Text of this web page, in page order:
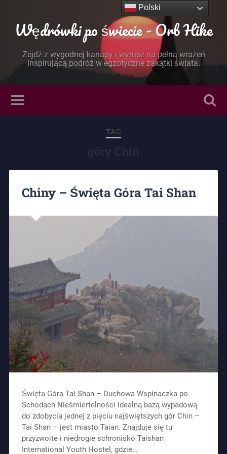
Wędrówki po świecie - Orb Hike
Zejdź z wygodnej kanapy i wyrusz na pełną wrażeń
inspirującą podróż w egzotyczne zakątki świata.
TAG
góry Chin
Chiny – Święta Góra Tai Shan
Święta Góra Tai Shan – Duchowa Wspinaczka po
Schodach Nieśmiertelności Idealną bazą wypadową
do zdobycia jednej z pięciu najświętszych gór Chin –
Tai Shan – jest miasto Taian. Znajduje się tu
przyzwoite i niedrogie schronisko Taishan
International Youth Hostel, gdzie…
Polski